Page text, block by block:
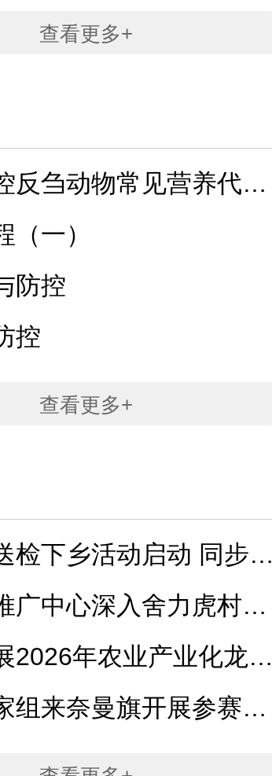
查看更多+
反刍动物常见营养代谢
一）
防控
控
查看更多+
检下乡活动启动 同步部
广中心深入舍力虎村开
2026年农业产业化龙头
组来奈曼旗开展参赛牛